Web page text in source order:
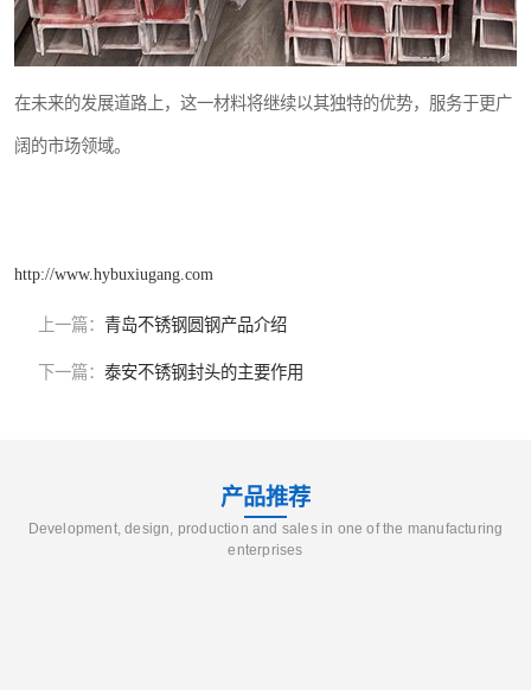
在未来的发展道路上，这一材料将继续以其独特的优势，服务于更广
阔的市场领域。
http://www.hybuxiugang.com
上一篇： 青岛不锈钢圆钢产品介绍
下一篇： 泰安不锈钢封头的主要作用
产品推荐
Development, design, production and sales in one of the manufacturing
enterprises